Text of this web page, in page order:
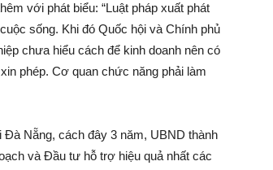
với phát biểu: “Luật pháp xuất phát
sống. Khi đó Quốc hội và Chính phủ
chưa hiểu cách để kinh doanh nên có
phép. Cơ quan chức năng phải làm
Nẵng, cách đây 3 năm, UBND thành
và Đầu tư hỗ trợ hiệu quả nhất các